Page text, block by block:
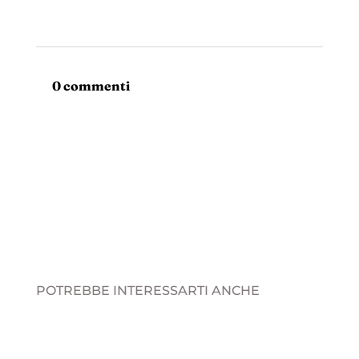
0 commenti
POTREBBE INTERESSARTI ANCHE